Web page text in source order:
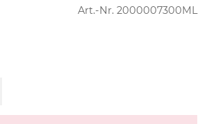
Art.-Nr. 2000007300ML